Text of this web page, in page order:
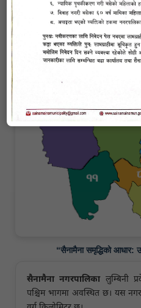
सैनामैना
“सैनामैना समृद्धिको आधार:
सैनामैना नगरपालिकालुम्बिनी
पश्चिम भागमा अवस्थित छ। यस